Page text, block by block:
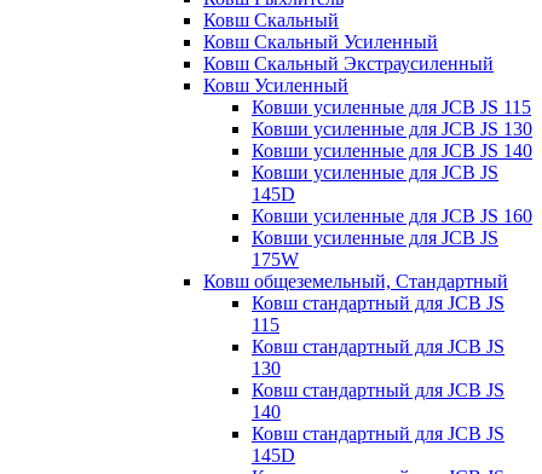
Ковш Скальный
Ковш Скальный Усиленный
Ковш Скальный Экстраусиленный
Ковш Усиленный
Ковши усиленные для JCB JS 115
Ковши усиленные для JCB JS 130
Ковши усиленные для JCB JS 140
Ковши усиленные для JCB JS
145D
Ковши усиленные для JCB JS 160
Ковши усиленные для JCB JS
175W
Ковш общеземельный, Стандартный
Ковш стандартный для JCB JS
115
Ковш стандартный для JCB JS
130
Ковш стандартный для JCB JS
140
Ковш стандартный для JCB JS
145D